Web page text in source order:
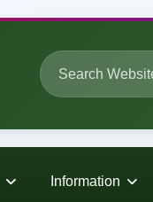
Information